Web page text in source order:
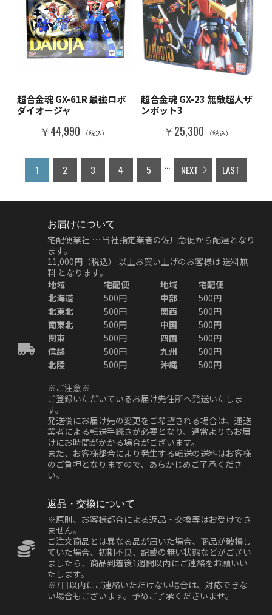
超合金魂 GX-61R 最強ロボ
ダイオージャ
￥44,990 （税込）
超合金魂 GX-23 無敵超人ザ
ンボット3
￥25,300 （税込）
1 2 3 4 5 ... NEXT LAST
お届けについて
宅配便業社 … 当社指定業者の佐川急便から配達となり
ます。
11,000円（税込）
以上お買い上げのお客様は 送料無
料 となります。
地域
宅配便 地域
宅配便
北海道
500円 中部
500円
北東北
500円 関西
500円
南東北
500円 中国
500円
関東
500円 四国
500円
信越
500円 九州
500円
北陸
500円 沖縄
500円
※ご注意※
ご登録いただいているお届け先住所へ発送いたしま
す。
発送後にお届け先の変更をご希望される場合は、運送
業者による転送手続きが必要となり、通常よりもお届
けにお時間がかかる場合がございます。
また、お客様都合により発生する転送の送料はお客様
のご負担となりますので、あらかじめご了承くださ
い。
返品・交換について
※原則、お客様都合による返品・交換等はお受けでき
ません。
ご注文商品とは異なる品が届いた場合、商品が破損し
ていた場合、初期不良、記載の無い状態などがござい
ましたら、商品到着後1週間以内にご連絡をお願いい
たします。
※7日以内にご連絡いただけない場合は、対応できな
い場合もございます。予めご了承くださいませ。